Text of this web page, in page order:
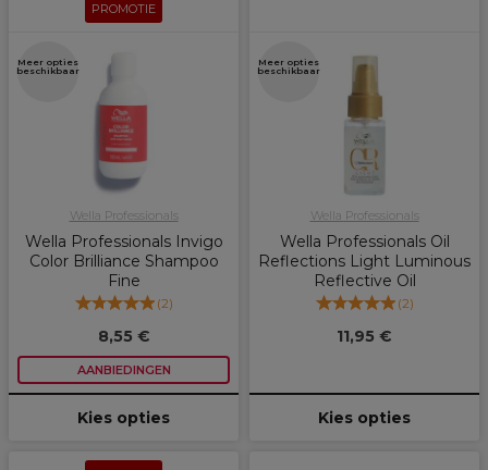
PROMOTIE
Meer opties
beschikbaar
Wella Professionals
Wella Professionals Invigo
Color Brilliance Shampoo
Fine
(2)
8,55 €
AANBIEDINGEN
Kies opties
Meer opties
beschikbaar
Wella Professionals
Wella Professionals Oil
Reflections Light Luminous
Reflective Oil
(2)
11,95 €
Kies opties